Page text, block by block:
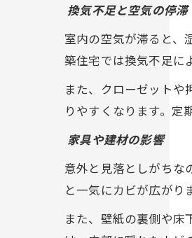
換気不足と空気の停滞
室内の空気が滞ると、
築住宅では換気不足に
また、クローゼットや
りやすくなります。定
家具や建材の影響
意外と見落としがちな
と一気にカビが広がり
また、壁紙の裏側や